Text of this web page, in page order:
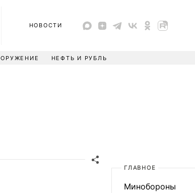
НОВОСТИ
НЕФТЬ И РУБЛЬ
ГЛАВНОЕ
Минобороны